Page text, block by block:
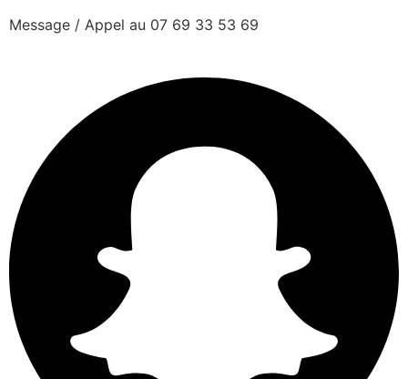
Message / Appel au 07 69 33 53 69